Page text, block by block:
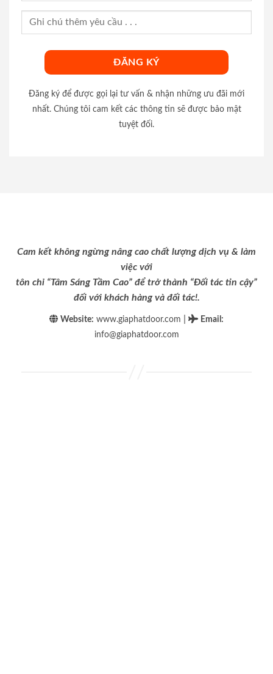
Đăng ký để được gọi lại tư vấn & nhận những ưu đãi mới
nhất. Chúng tôi cam kết các thông tin sẽ được bảo mật
tuyệt đối.
Cam kết không ngừng nâng cao chất lượng dịch vụ & làm
việc với
tôn chỉ “Tâm Sáng Tầm Cao” để trở thành “Đối tác tin cậy”
đối với khách hàng và đối tác!.
Website: www.giaphatdoor.com Email :
info@giaphatdoor.com